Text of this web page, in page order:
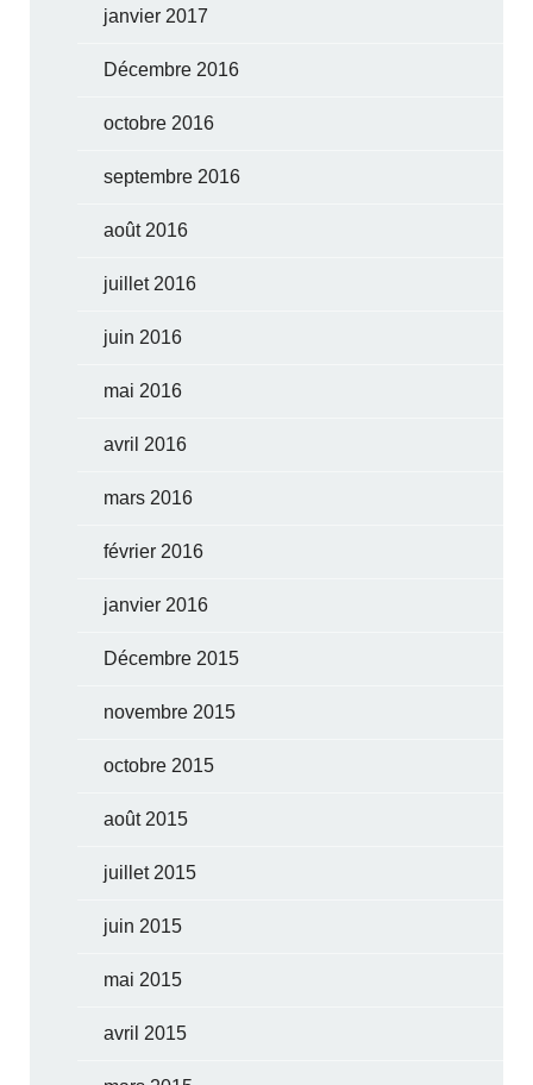
janvier 2017
Décembre 2016
octobre 2016
septembre 2016
août 2016
juillet 2016
juin 2016
mai 2016
avril 2016
mars 2016
février 2016
janvier 2016
Décembre 2015
novembre 2015
octobre 2015
août 2015
juillet 2015
juin 2015
mai 2015
avril 2015